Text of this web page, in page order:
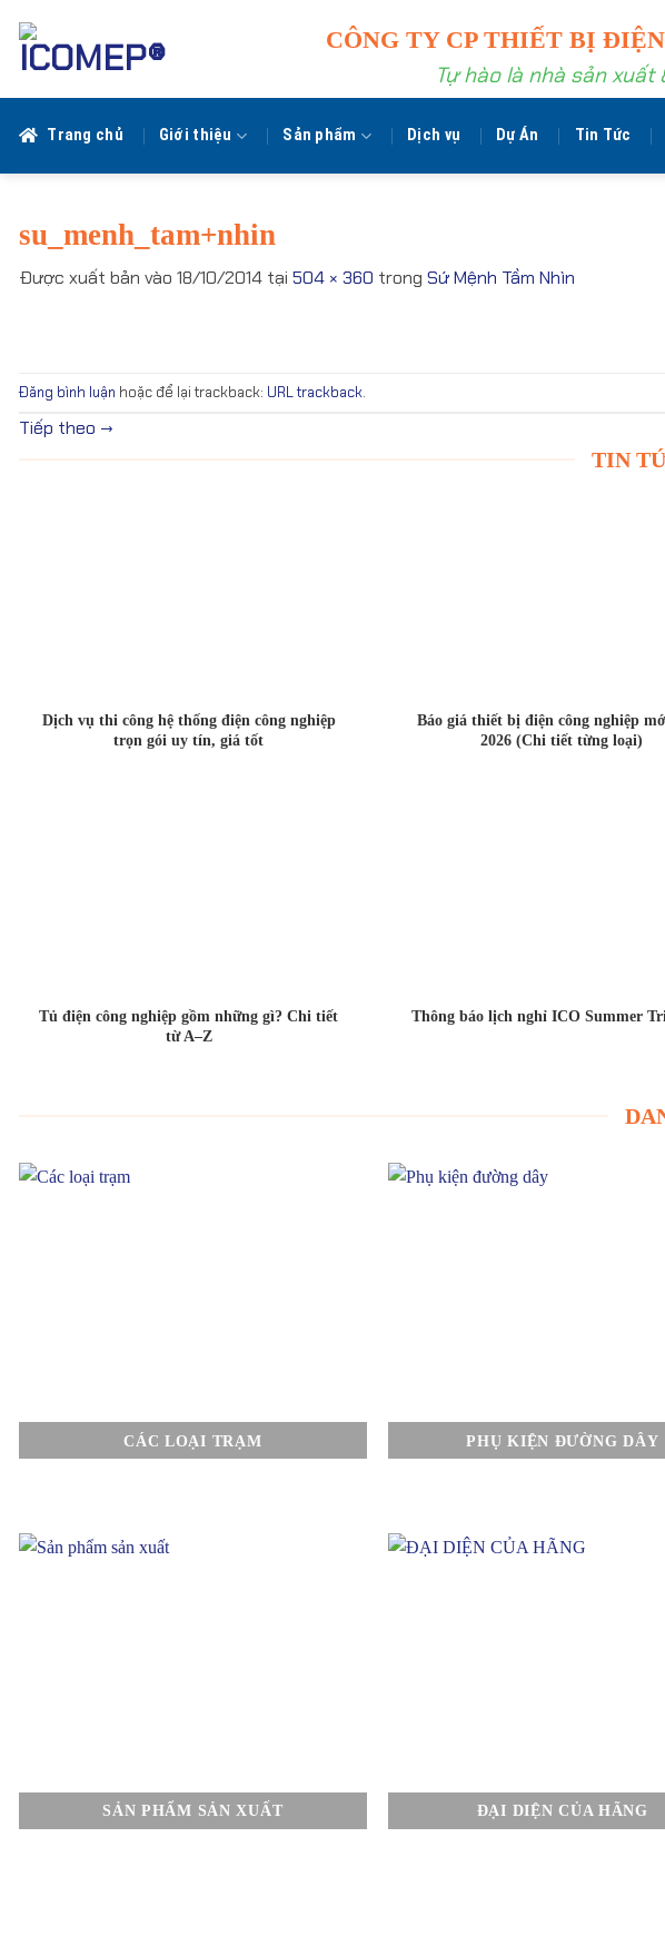
qua
dung
CÔNG TY CP THIẾT BỊ
Tự hào là nhà sản
Trang chủ Giới thiệu Sản phẩm Dịch vụ Dự Án Tin Tức
su_menh_tam+nhin
Được xuất bản vào 18/10/2014 tại 504 × 360 trong Sứ Mệnh Tầm Nhìn
Đăng bình luận hoặc để lại trackback: URL trackback.
Tiếp theo →
TIN
Dịch vụ thi công hệ thống điện công nghiệp
trọn gói uy tín, giá tốt
Báo giá thiết bị điện công nghiệp
2026 (Chi tiết từng loại)
Tủ điện công nghiệp gồm những gì? Chi tiết
từ A–Z
Thông báo lịch nghỉ ICO Summer
CÁC LOẠI TRẠM PHỤ KIỆN ĐƯỜNG DÂY
SẢN PHẨM SẢN XUẤT ĐẠI DIỆN CỦA HÃNG